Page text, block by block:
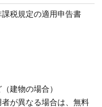
税規定の適用申告書
建物の場合）
が異なる場合は、無料